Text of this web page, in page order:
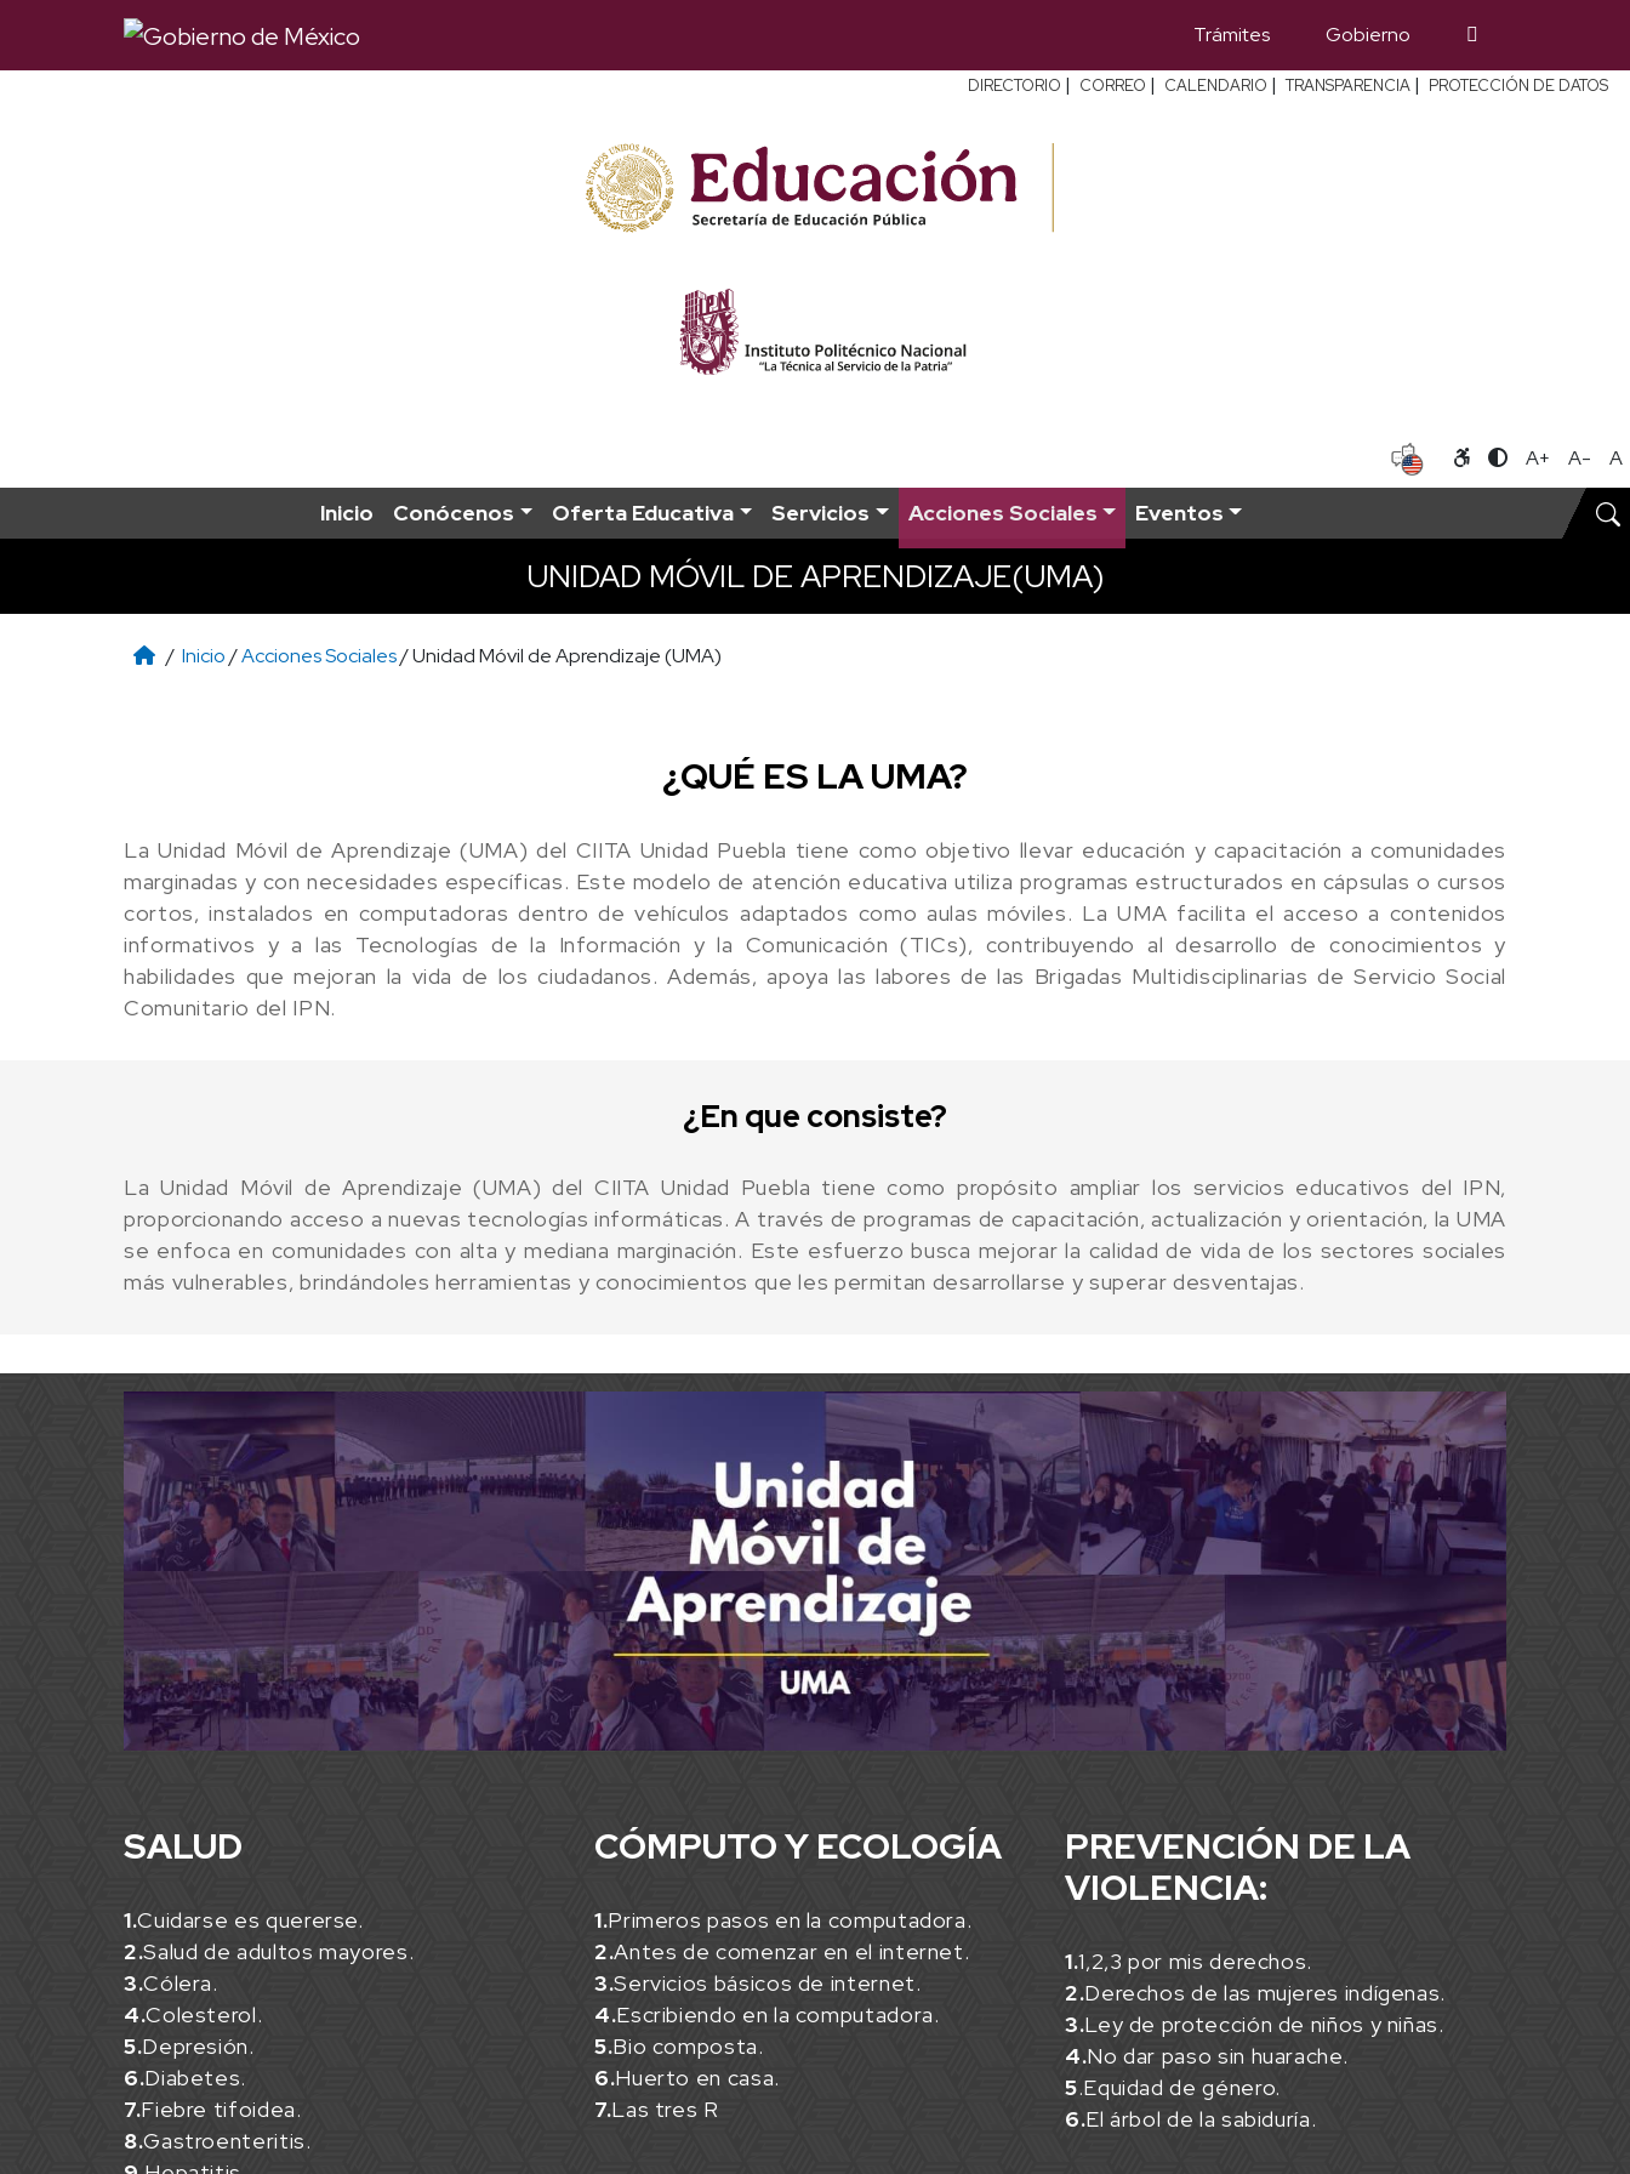
Trámites Gobierno
DIRECTORIO | CORREO | CALENDARIO | TRANSPARENCIA | PROTECCIÓN DE DATOS
A+ A- A
Inicio Conócenos Oferta Educativa Servicios Acciones Sociales Eventos
UNIDAD MÓVIL DE APRENDIZAJE(UMA)
/ Inicio/Acciones Sociales/ Unidad Móvil de Aprendizaje (UMA)
¿QUÉ ES LA UMA?
La Unidad Móvil de Aprendizaje (UMA) del CIITA Unidad Puebla tiene como objetivo llevar educación y capacitación a comunidades
marginadas y con necesidades específicas. Este modelo de atención educativa utiliza programas estructurados en cápsulas o cursos
cortos, instalados en computadoras dentro de vehículos adaptados como aulas móviles. La UMA facilita el acceso a contenidos
informativos y a las Tecnologías de la Información y la Comunicación (TICs), contribuyendo al desarrollo de conocimientos y
habilidades que mejoran la vida de los ciudadanos. Además, apoya las labores de las Brigadas Multidisciplinarias de Servicio Social
Comunitario del IPN.
¿En que consiste?
La Unidad Móvil de Aprendizaje (UMA) del CIITA Unidad Puebla tiene como propósito ampliar los servicios educativos del IPN,
proporcionando acceso a nuevas tecnologías informáticas. A través de programas de capacitación, actualización y orientación, la UMA
se enfoca en comunidades con alta y mediana marginación. Este esfuerzo busca mejorar la calidad de vida de los sectores sociales
más vulnerables, brindándoles herramientas y conocimientos que les permitan desarrollarse y superar desventajas.
SALUD
1.Cuidarse es quererse.
2.Salud de adultos mayores.
3.Cólera.
4.Colesterol.
5.Depresión.
6.Diabetes.
7.Fiebre tifoidea.
8.Gastroenteritis.
CÓMPUTO Y ECOLOGÍA
1.Primeros pasos en la computadora.
2.Antes de comenzar en el internet.
3.Servicios básicos de internet.
4.Escribiendo en la computadora.
5.Bio composta.
6.Huerto en casa.
7.Las tres R
PREVENCIÓN DE LA
VIOLENCIA:
1.1,2,3 por mis derechos.
2.Derechos de las mujeres indígenas.
3.Ley de protección de niños y niñas.
4.No dar paso sin huarache.
5.Equidad de género.
6.El árbol de la sabiduría.